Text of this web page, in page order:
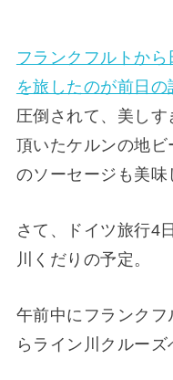
フランクフルトか
を旅したのが前日の
圧倒されて、美し
頂いたケルンの地ビ
のソーセージも美味
さて、ドイツ旅行4
川くだりの予定。
午前中にフランク
らライン川クルーズ